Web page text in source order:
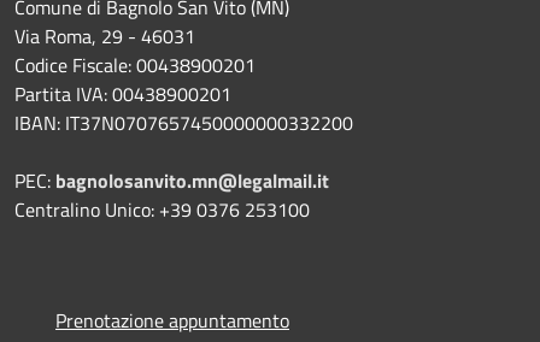
Comune di Bagnolo San Vito (MN)
Via Roma, 29 - 46031
Codice Fiscale: 00438900201
Partita IVA: 00438900201
IBAN: IT37N0707657450000000332200
PEC: bagnolosanvito.mn@legalmail.it
Centralino Unico: +39 0376 253100
Prenotazione appuntamento